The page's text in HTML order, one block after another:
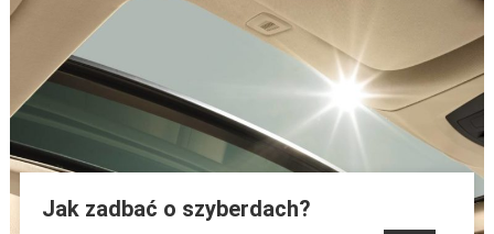
Jak zadbać o szyberdach?